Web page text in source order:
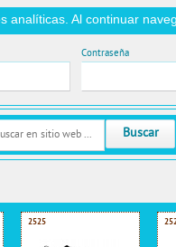
analíticas. Al continuar
Contraseña
Buscar
2525